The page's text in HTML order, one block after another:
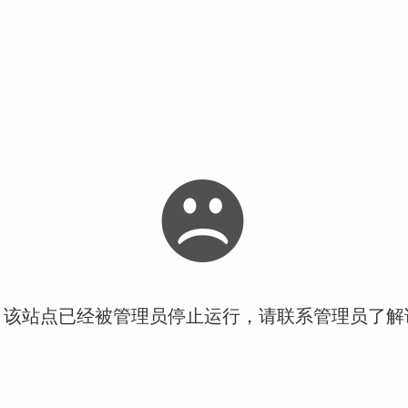
站点已经被管理员停止运行，请联系管理员了